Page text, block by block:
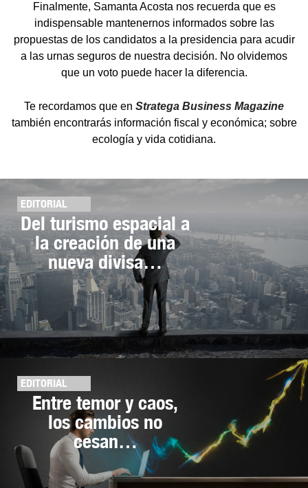
Finalmente, Samanta Acosta nos recuerda que es
indispensable mantenernos informados sobre las
propuestas de los candidatos a la presidencia para acudir
a las urnas seguros de nuestra decisión. No olvidemos
que un voto puede hacer la diferencia.
Te recordamos que en Stratega Business Magazine
también encontrarás información fiscal y económica; sobre
ecología y vida cotidiana.
EDITORIAL
Del turismo espacial a
la creación de una
nueva divisa…
EDITORIAL
Entre temor y caos,
los cambios no
cesan…